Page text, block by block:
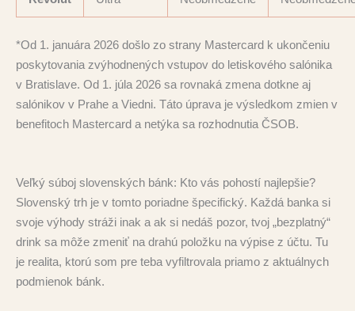
*Od 1. januára 2026 došlo zo strany Mastercard k ukončeniu
poskytovania zvýhodnených vstupov do letiskového salónika
v Bratislave. Od 1. júla 2026 sa rovnaká zmena dotkne aj
salónikov v Prahe a Viedni. Táto úprava je výsledkom zmien v
benefitoch Mastercard a netýka sa rozhodnutia ČSOB.
Veľký súboj slovenských bánk: Kto vás pohostí najlepšie?
Slovenský trh je v tomto poriadne špecifický. Každá banka si
svoje výhody stráži inak a ak si nedáš pozor, tvoj „bezplatný“
drink sa môže zmeniť na drahú položku na výpise z účtu. Tu
je realita, ktorú som pre teba vyfiltrovala priamo z aktuálnych
podmienok bánk.